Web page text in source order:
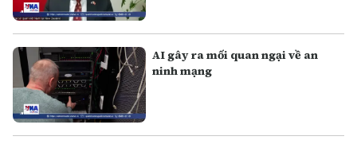
AI gây ra mối quan ngại về an
ninh mạng